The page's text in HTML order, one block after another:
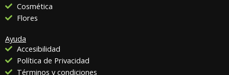
Cosmética
Flores
Ayuda
Accesibilidad
Política de Privacidad
Términos y condiciones